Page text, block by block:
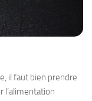
il faut bien prendre
l’alimentation